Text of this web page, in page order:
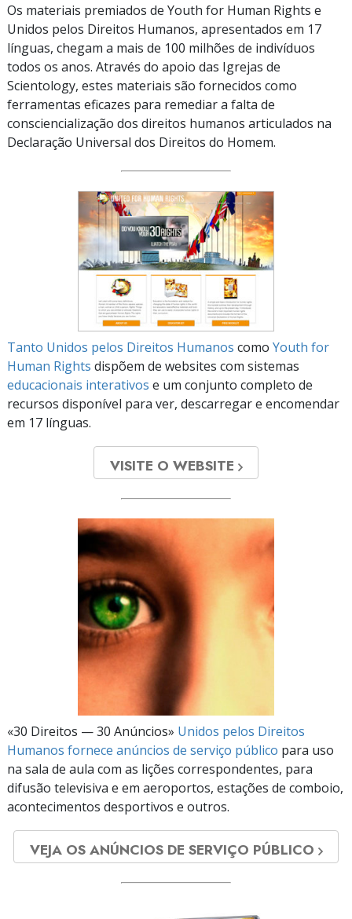
Os materiais premiados de Youth for Human Rights e
Unidos pelos Direitos Humanos, apresentados em 17
línguas, chegam a mais de 100 milhões de indivíduos
todos os anos. Através do apoio das Igrejas de
Scientology, estes materiais são fornecidos como
ferramentas eficazes para remediar a falta de
consciencialização dos direitos humanos articulados na
Declaração Universal dos Direitos do Homem.
Tanto Unidos pelos Direitos Humanos como Youth for
Human Rights dispõem de websites com sistemas
educacionais interativos e um conjunto completo de
recursos disponível para ver, descarregar e encomendar
em 17 línguas.
VISITE O WEBSITE
«30 Direitos — 30 Anúncios» Unidos pelos Direitos
Humanos fornece anúncios de serviço público para uso
na sala de aula com as lições correspondentes, para
difusão televisiva e em aeroportos, estações de comboio,
acontecimentos desportivos e outros.
VEJA OS ANÚNCIOS DE SERVIÇO PÚBLICO